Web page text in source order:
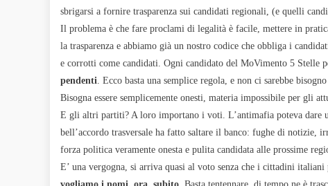
sbrigarsi a fornire trasparenza sui candidati regionali, (e quelli
Il problema è che fare proclami di legalità è facile, mettere in
la trasparenza e abbiamo già un nostro codice che obbliga i
e corrotti come candidati. Ogni candidato del MoVimento 5 Stelle
pendenti . Ecco basta una semplice regola, e non ci sarebbe
Bisogna essere semplicemente onesti, materia impossibile per gli
E gli altri partiti? A loro importano i voti. L’antimafia poteva dare
bell’accordo trasversale ha fatto saltare il banco: fughe di
forza politica veramente onesta e pulita candidata alle prossime
E’ una vergogna, si arriva quasi al voto senza che i cittadini italiani